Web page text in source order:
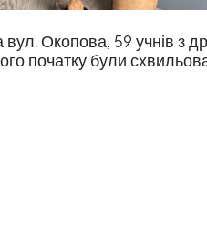
Окопова, 59 учнів з
початку були